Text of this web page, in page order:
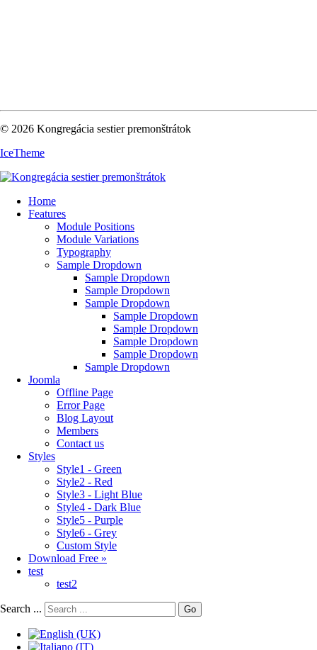
© 2026 Kongregácia sestier premonštrátok
IceTheme
Home
Features
Module Positions
Module Variations
Typography
Sample Dropdown
Sample Dropdown
Sample Dropdown
Sample Dropdown
Sample Dropdown
Sample Dropdown
Sample Dropdown
Sample Dropdown
Sample Dropdown
Joomla
Offline Page
Error Page
Blog Layout
Members
Contact us
Styles
Style1 - Green
Style2 - Red
Style3 - Light Blue
Style4 - Dark Blue
Style5 - Purple
Style6 - Grey
Custom Style
Download Free »
test
test2
Search ... Go